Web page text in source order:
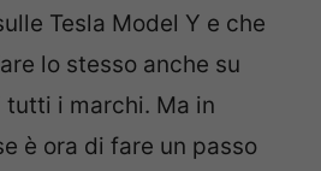
Tesla Model Y e che
lo stesso anche su
i marchi. Ma in
è ora di fare un passo